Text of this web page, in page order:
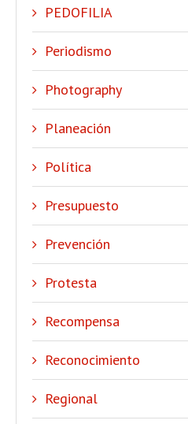
PEDOFILIA
Periodismo
Photography
Planeación
Política
Presupuesto
Prevención
Protesta
Recompensa
Reconocimiento
Regional